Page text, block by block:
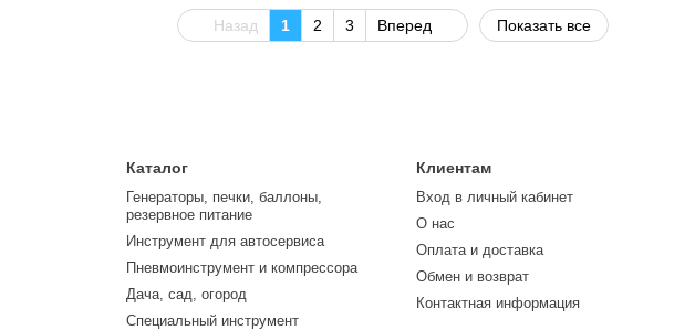
Назад 1 2 3 Вперед Показать все
Каталог
Генераторы, печки, баллоны,
резервное питание
Инструмент для автосервиса
Пневмоинструмент и компрессора
Дача, сад, огород
Специальный инструмент
Клиентам
Вход в личный кабинет
О нас
Оплата и доставка
Обмен и возврат
Контактная информация